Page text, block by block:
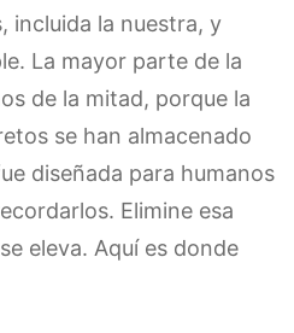
incluida la nuestra, y
La mayor parte de la
de la mitad, porque la
se han almacenado
diseñada para humanos
Elimine esa
eleva. Aquí es donde